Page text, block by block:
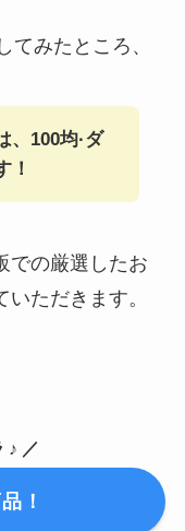
てみたところ、
、100均·ダ
！
での厳選したお
ただきます。
♪ ／
！